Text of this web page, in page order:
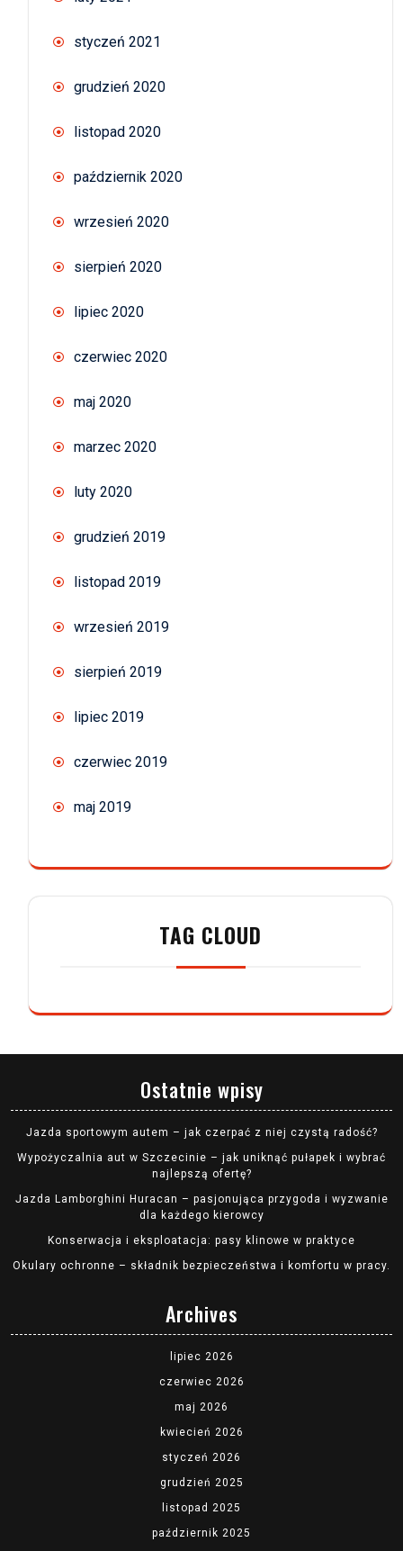
styczeń 2021
grudzień 2020
listopad 2020
październik 2020
wrzesień 2020
sierpień 2020
lipiec 2020
czerwiec 2020
maj 2020
marzec 2020
luty 2020
grudzień 2019
listopad 2019
wrzesień 2019
sierpień 2019
lipiec 2019
czerwiec 2019
maj 2019
TAG CLOUD
Ostatnie wpisy
Jazda sportowym autem – jak czerpać z niej czystą radość?
Wypożyczalnia aut w Szczecinie – jak uniknąć pułapek i wybrać
najlepszą ofertę?
Jazda Lamborghini Huracan – pasjonująca przygoda i wyzwanie
dla każdego kierowcy
Konserwacja i eksploatacja: pasy klinowe w praktyce
Okulary ochronne – składnik bezpieczeństwa i komfortu w pracy.
Archives
lipiec 2026
czerwiec 2026
maj 2026
kwiecień 2026
styczeń 2026
grudzień 2025
listopad 2025
październik 2025